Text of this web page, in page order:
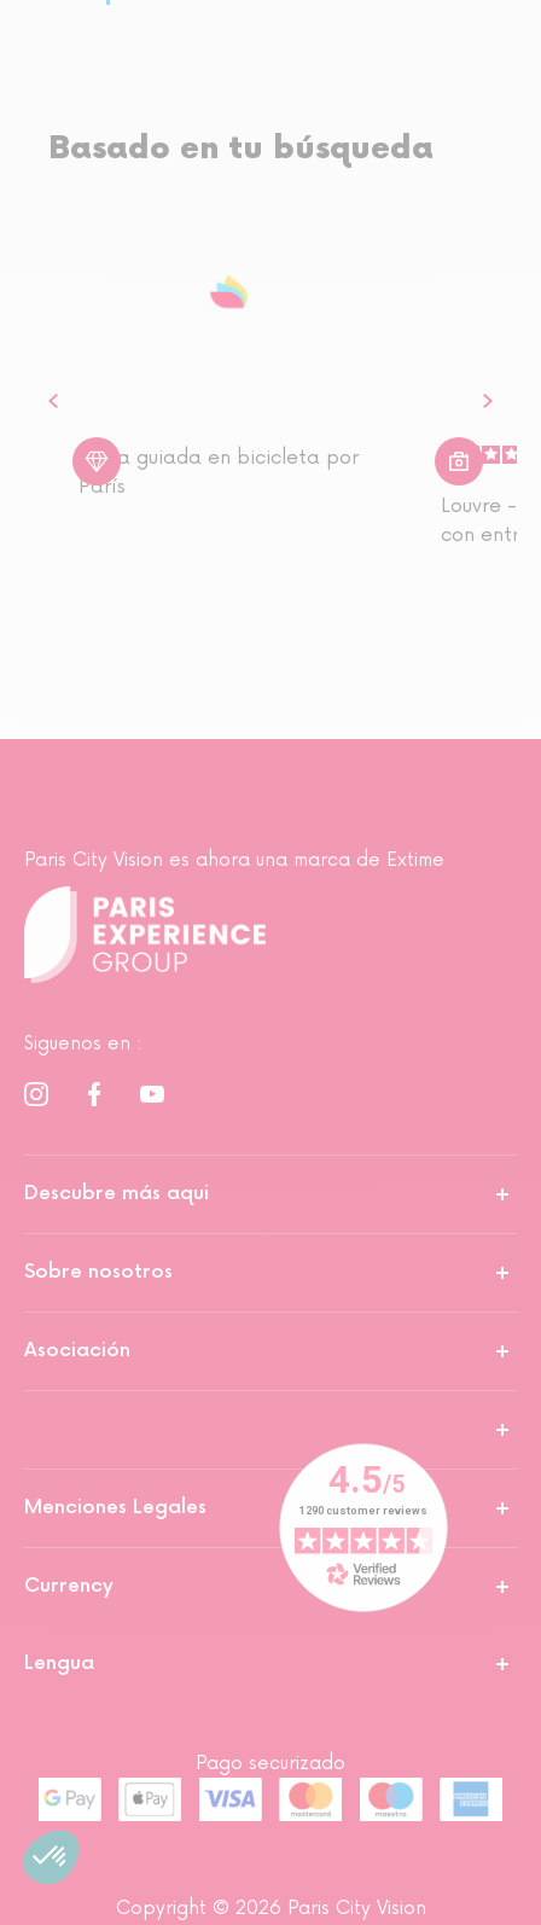
Basado en tu búsqueda
Visita guiada en bicicleta por
París
Louvre -
con
Paris City Vision es ahora una marca de Extime
Siguenos en :
Descubre más aqui
Sobre nosotros
Asociación
Menciones Legales
Currency
Lengua
Pago securizado
Copyright © 2026 Paris City Vision